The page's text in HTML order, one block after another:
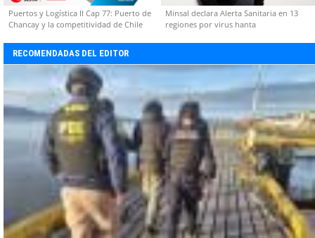
Puertos y Logística II Cap 77: Puerto de
Chancay y la competitividad de Chile
Minsal declara Alerta Sanitaria en 13
regiones por virus hanta
RECOMENDADAS DEL EDITOR